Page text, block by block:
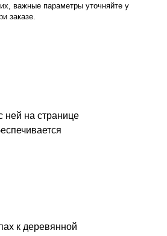
важные параметры уточняйте у
заказе.
ней на странице
к деревянной